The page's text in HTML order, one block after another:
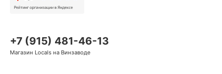
+7 (915) 481-46-13
Магазин Locals на Винзаводе